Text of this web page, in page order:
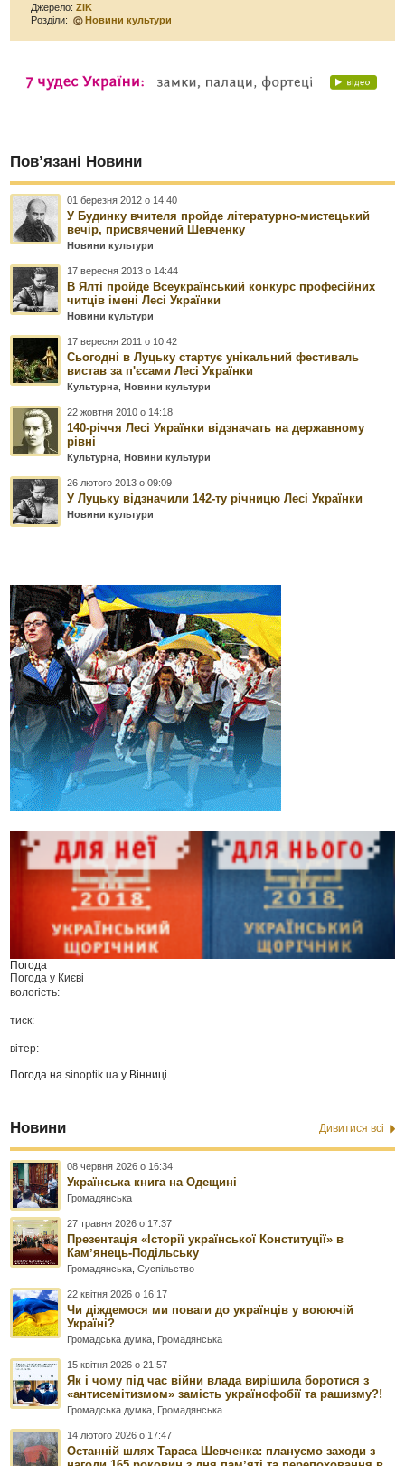
Джерело:ZIK
Розділи:
Новини культури
Пов’язані Новини
01 березня 2012 о 14:40
У Будинку вчителя пройде літературно-мистецький
вечір, присвячений Шевченку
Новини культури
17 вересня 2013 о 14:44
В Ялті пройде Всеукраїнський конкурс професійних
читців імені Лесі Українки
Новини культури
17 вересня 2011 о 10:42
Сьогодні в Луцьку стартує унікальний фестиваль
вистав за п'єсами Лесі Українки
Культурна ,Новини культури
22 жовтня 2010 о 14:18
140-річчя Лесі Українки відзначать на державному
рівні
Культурна ,Новини культури
26 лютого 2013 о 09:09
У Луцьку відзначили 142-ту річницю Лесі Українки
Новини культури
Погода
Погода у Києві
вологість:
тиск:
вітер:
Погода наsinoptik.ua у Вінниці
Новини Дивитися всі
08 червня 2026 о 16:34
Українська книга на Одещині
Громадянська
27 травня 2026 о 17:37
Презентація «Історії української Конституції» в
Камʼянець-Подільську
Громадянська ,Суспільство
22 квітня 2026 о 16:17
Чи діждемося ми поваги до українців у воюючій
Україні?
Громадська думка Громадянська
15 квітня 2026 о 21:57
Як і чому під час війни влада вирішила боротися з
«антисемітизмом» замість українофобії та рашизму?!
Громадська думка Громадянська
14 лютого 2026 о 17:47
Останній шлях Тараса Шевченка: плануємо заходи з